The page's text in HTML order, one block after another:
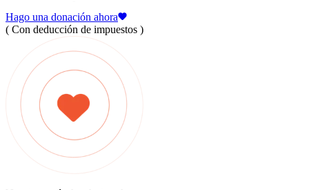
Hago una donación ahora
( Con deducción de impuestos )